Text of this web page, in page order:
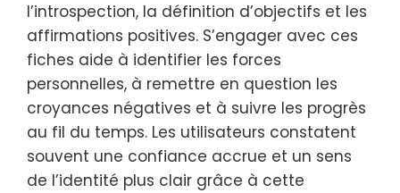
l’introspection, la définition d’objectifs et les
affirmations positives. S’engager avec ces
fiches aide à identifier les forces
personnelles, à remettre en question les
croyances négatives et à suivre les progrès
au fil du temps. Les utilisateurs constatent
souvent une confiance accrue et un sens
de l’identité plus clair grâce à cette